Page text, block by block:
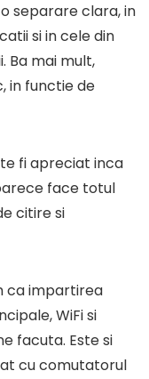
separare clara, in
si in cele din
Ba mai mult,
in functie de
fi apreciat inca
face totul
citire si
ca impartirea
WiFi si
facuta. Este si
cu comutatorul